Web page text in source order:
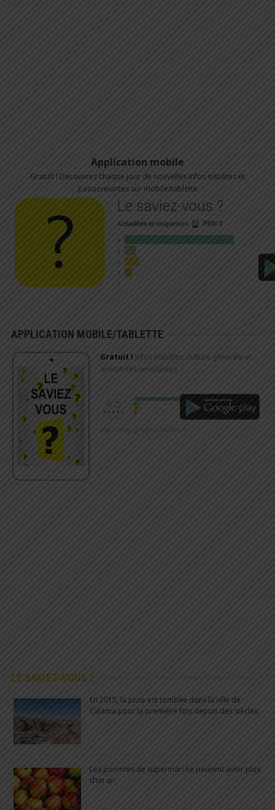
Application mobile
Gratuit ! Decouvrez chaque jour de nouvelles infos insolites et
passionnantes sur mobile/tablette
APPLICATION MOBILE/TABLETTE
Gratuit ! Infos insolites, culture générale et
anecdotes amusantes
https://play.google.com/store/…
LE SAVIEZ-VOUS ?
En 2015, la pluie est tombée dans la ville de
Calama pour la première fois depuis des siècles
Les pommes de supermarché peuvent avoir plus
d’un an